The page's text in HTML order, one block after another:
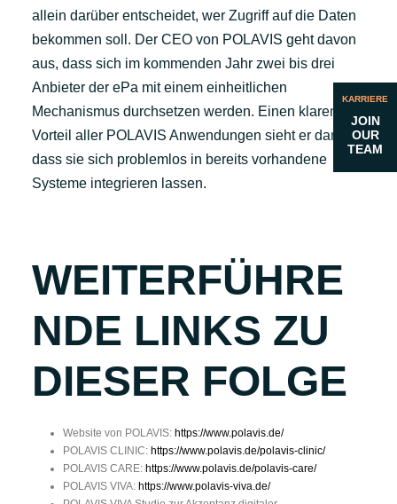
allein darüber entscheidet, wer Zugriff auf die Daten
bekommen soll. Der CEO von POLAVIS geht davon
aus, dass sich im kommenden Jahr zwei bis drei
Anbieter der ePa mit einem einheitlichen
Mechanismus durchsetzen werden. Einen klaren
Vorteil aller POLAVIS Anwendungen sieht er darin,
dass sie sich problemlos in bereits vorhandene
Systeme integrieren lassen.
WEITERFÜHRE
NDE LINKS ZU
DIESER FOLGE
Website von POLAVIS: https://www.polavis.de/
POLAVIS CLINIC: https://www.polavis.de/polavis-clinic/
POLAVIS CARE: https://www.polavis.de/polavis-care/
POLAVIS VIVA: https://www.polavis-viva.de/
KARRIERE
JOIN
OUR
TEAM